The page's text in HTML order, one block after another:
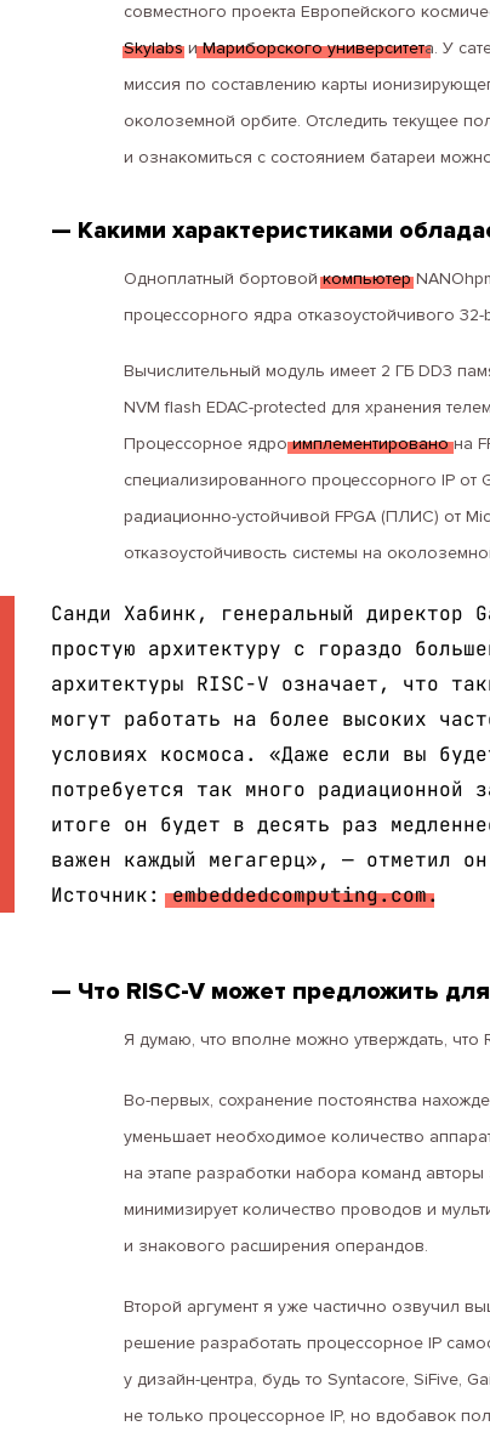
совместного проекта Европейского
SkylabsиМариборского университета. У
миссия по составлению карты
околоземной орбите. Отследить текущее
и ознакомиться с состоянием батареи
— Какими характеристиками
Одноплатный бортовойкомпьютер
процессорного ядра отказоустойчивого 32-
Вычислительный модуль имеет 2 ГБ DD3
NVM flash EDAC-protected для хранения
Процессорное ядроимплементированона
специализированного процессорного IP от
радиационно-устойчивой FPGA (ПЛИС) от
отказоустойчивость системы на
Санди Хабинк, генеральный
простую архитектуру c гораздо
архитектуры RISC-V означает, что
могут работать на более высоких
условиях космоса. «Даже если вы
потребуется так много радиационной
итоге он будет в десять раз
важен каждый мегагерц», — отметил
Источник:embeddedcomputing.com.
— Что RISC-V может предложить
Я думаю, что вполне можно утверждать, что
Во-первых, сохранение постоянства
уменьшает необходимое количество
на этапе разработки набора команд
минимизирует количество проводов и
и знакового расширения операндов.
Второй аргумент я уже частично озвучил
решение разработать процессорное IP
у дизайн-центра, будь то Syntacore, SiFive,
не только процессорное IP, но вдобавок